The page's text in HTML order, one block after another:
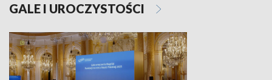
GALE I UROCZYSTOŚCI